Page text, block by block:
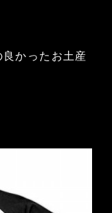
かったお土産